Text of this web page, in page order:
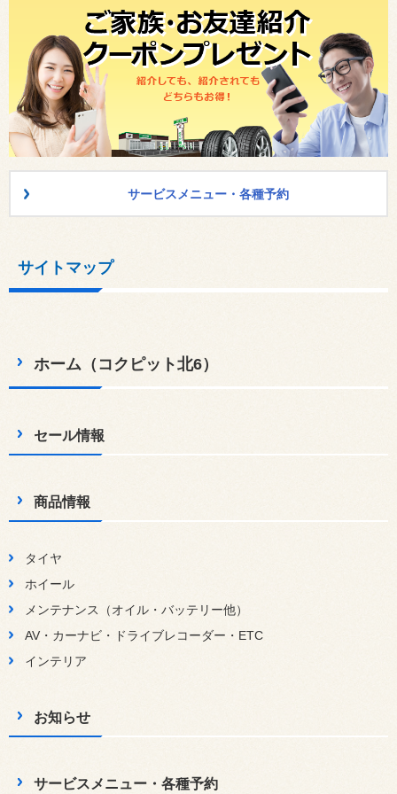
サービスメニュー・各種予約
サイトマップ
ホーム（コクピット北6）
セール情報
商品情報
タイヤ
ホイール
メンテナンス（オイル・バッテリー他）
AV・カーナビ・ドライブレコーダー・ETC
インテリア
お知らせ
サービスメニュー・各種予約